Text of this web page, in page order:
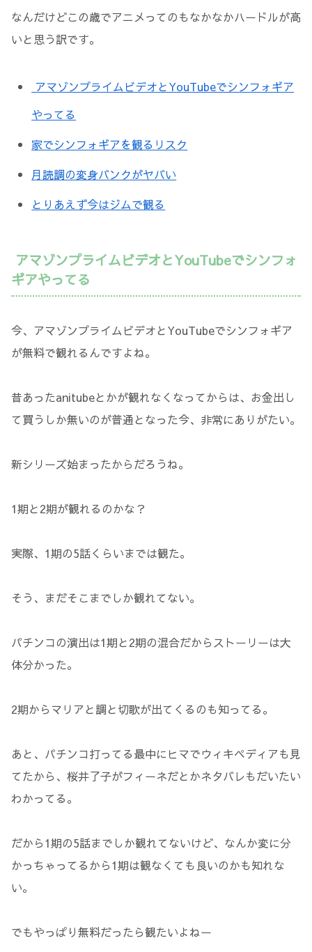
なんだけどこの歳でアニメってのもなかなかハードルが高
いと思う訳です。
アマゾンプライムビデオとYouTubeでシンフォギア
やってる
家でシンフォギアを観るリスク
月読調の変身バンクがヤバい
とりあえず今はジムで観る
アマゾンプライムビデオとYouTubeでシンフォ
ギアやってる
今、アマゾンプライムビデオとYouTubeでシンフォギア
が無料で観れるんですよね。
昔あったanitubeとかが観れなくなってからは、お金出し
て買うしか無いのが普通となった今、非常にありがたい。
新シリーズ始まったからだろうね。
1期と2期が観れるのかな？
実際、1期の5話くらいまでは観た。
そう、まだそこまでしか観れてない。
パチンコの演出は1期と2期の混合だからストーリーは大
体分かった。
2期からマリアと調と切歌が出てくるのも知ってる。
あと、パチンコ打ってる最中にヒマでウィキペディアも見
てたから、桜井了子がフィーネだとかネタバレもだいたい
わかってる。
だから1期の5話までしか観れてないけど、なんか変に分
かっちゃってるから1期は観なくても良いのかも知れな
い。
でもやっぱり無料だったら観たいよねー